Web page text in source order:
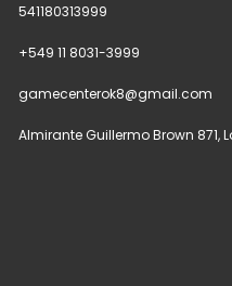
541180313999
+549 11 8031-3999
gamecenterok8@gmail.com
Almirante Guillermo Brown 871,